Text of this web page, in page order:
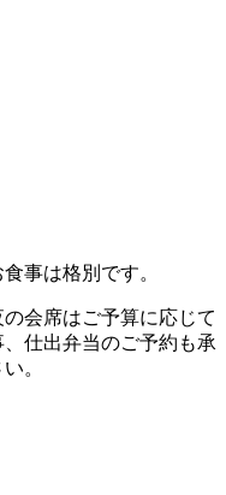
事は格別です。
会席はご予算に応じて
仕出弁当のご予約も承
。